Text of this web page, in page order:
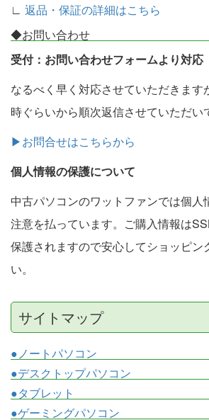
∟ 返品・保証の詳細はこちら
◆お問い合わせ
受付：お問い合わせフォームより対応
なるべく早く対応させていただきます
時ぐらいから順次返信させていただい
▶お問合せはこちらから
個人情報の保護について
中古パソコンのワットファンでは個人
注意を払っています。ご購入情報は
保護されますので安心してショッピン
い。
サイトマップ
●ノートパソコン
●デスクトップパソコン
●タブレット
●ゲーミングパソコン